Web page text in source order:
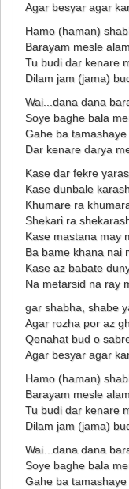
Agar besyar agar
Hamo (haman)
Barayam mesle
Tu budi dar kenare
Dilam jam (jama)
Wai...dana dana
Soye baghe bala
Gahe ba
Dar kenare darya
Kase dar fekre
Kase dunbale
Khumare ra
Shekari ra
Kase mastana may
Ba bame khana nai
Kase az babate
Na metarsid na ray
gar shabha, shabe
Agar rozha por az
Qenahat bud o
Agar besyar agar
Hamo (haman)
Barayam mesle
Tu budi dar kenare
Dilam jam (jama)
Wai...dana dana
Soye baghe bala
Gahe ba